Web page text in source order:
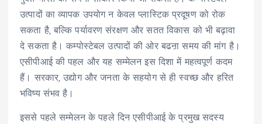
उत्पादों का व्यापक उपयोग न केवल प्लास्टिक प्रदूषण को रोक
सकता है, बल्कि पर्यावरण संरक्षण और सतत विकास को भी बढ़ावा
दे सकता है। कम्पोस्टेबल उत्पादों की ओर बढऩा समय की मांग है।
एसीपीआई की पहल और यह सम्मेलन इस दिशा में महत्वपूर्ण कदम
हैं। सरकार, उद्योग और जनता के सहयोग से ही स्वच्छ और हरित
भविष्य संभव है।
इससे पहले सम्मेलन के पहले दिन एसीपीआई के प्रमुख सदस्य